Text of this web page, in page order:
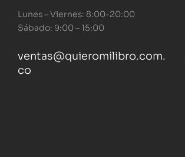
Lunes – Viernes: 8:00-20:00
Sábado: 9:00 – 15:00
ventas@quieromilibro.com.
co